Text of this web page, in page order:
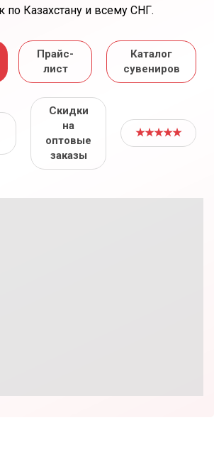
по Казахстану и всему СНГ.
Прайс-
лист
Каталог
сувениров
Скидки
на
оптовые
заказы
★★★★★